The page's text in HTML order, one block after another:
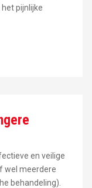
pijnlijke
en veilige
wel meerdere
behandeling).